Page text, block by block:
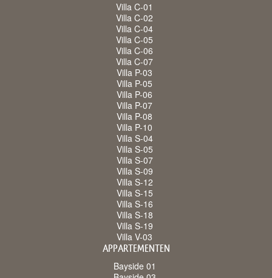
Villa C-01
Villa C-02
Villa C-04
Villa C-05
Villa C-06
Villa C-07
Villa P-03
Villa P-05
Villa P-06
Villa P-07
Villa P-08
Villa P-10
Villa S-04
Villa S-05
Villa S-07
Villa S-09
Villa S-12
Villa S-15
Villa S-16
Villa S-18
Villa S-19
Villa V-03
APPARTEMENTEN
Bayside 01